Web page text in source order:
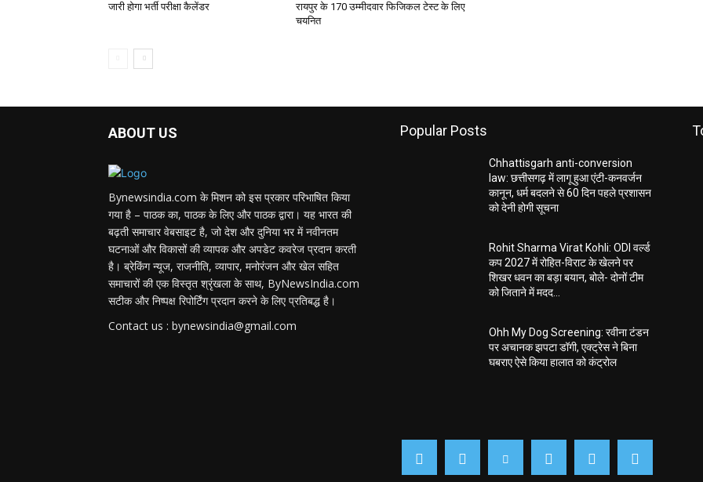
जारी होगा भर्ती परीक्षा कैलेंडर
रायपुर के 170 उम्मीदवार फिजिकल टेस्ट के लिए
चयनित
ABOUT US
Bynewsindia.com के मिशन को इस प्रकार परिभाषित किया
गया है – पाठक का, पाठक के लिए और पाठक द्वारा। यह भारत की
बढ़ती समाचार वेबसाइट है, जो देश और दुनिया भर में नवीनतम
घटनाओं और विकासों की व्यापक और अपडेट कवरेज प्रदान करती
है। ब्रेकिंग न्यूज, राजनीति, व्यापार, मनोरंजन और खेल सहित
समाचारों की एक विस्तृत श्रृंखला के साथ, ByNewsIndia.com
सटीक और निष्पक्ष रिपोर्टिंग प्रदान करने के लिए प्रतिबद्ध है।
Contact us : bynewsindia@gmail.com
Popular Posts
Chhattisgarh anti-conversion
law: छत्तीसगढ़ में लागू हुआ एंटी-कनवर्जन
कानून, धर्म बदलने से 60 दिन पहले प्रशासन
को देनी होगी सूचना
Rohit Sharma Virat Kohli: ODI वर्ल्ड
कप 2027 में रोहित-विराट के खेलने पर
शिखर धवन का बड़ा बयान, बोले- दोनों टीम
को जिताने में मदद...
Ohh My Dog Screening: रवीना टंडन
पर अचानक झपटा डॉगी, एक्ट्रेस ने बिना
घबराए ऐसे किया हालात को कंट्रोल